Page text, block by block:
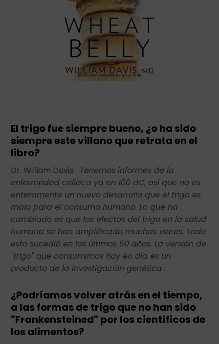
El trigo fue siempre bueno, ¿o ha sido
siempre este villano que retrata en el
libro?
Dr. William Davis:" Tenemos informes de la
enfermedad celíaca ya en 100 dC, así que no es
enteramente un nuevo desarrollo que el trigo es
malo para el consumo humano. Lo que ha
cambiado es que los efectos del trigo en la salud
humana se han amplificado muchas veces. Todo
esto sucedió en los últimos 50 años. La versión de
"trigo" que consumimos hoy en día es un
producto de la investigación genética".
¿Podríamos volver atrás en el tiempo,
a las formas de trigo que no han sido
"Frankensteined" por los científicos de
los alimentos?